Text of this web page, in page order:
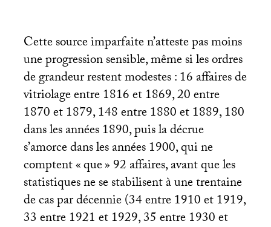
Cette source imparfaite n’atteste pas moins
une progression sensible, même si les ordres
de grandeur restent modestes : 16 affaires de
vitriolage entre 1816 et 1869, 20 entre
1870 et 1879, 148 entre 1880 et 1889, 180
dans les années 1890, puis la décrue
s’amorce dans les années 1900, qui ne
comptent «que» 92 affaires, avant que les
statistiques ne se stabilisent à une trentaine
de cas par décennie (34 entre 1910 et 1919,
33 entre 1921 et 1929, 35 entre 1930 et